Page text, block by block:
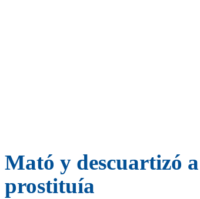
Mató y descuartizó
prostituía